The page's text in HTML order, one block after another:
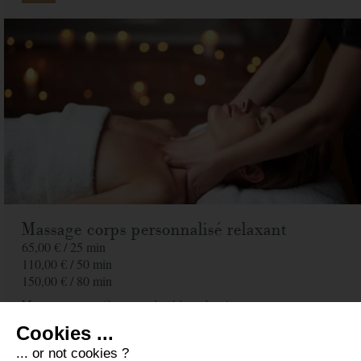
Massage corps personnalisé relaxant
65,00 € / 25 min
110,00 € / 50 min
150,00 € / 80 min
Massage corps entièrement adapté à vos besoins.
Cookies ...
... or not cookies ?